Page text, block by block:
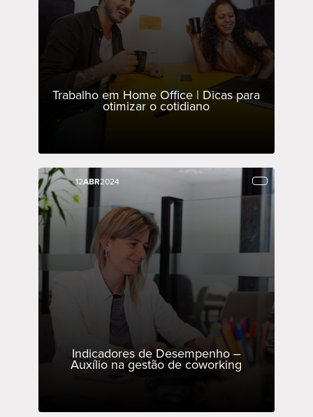
Trabalho em Home Office | Dicas para
otimizar o cotidiano
12ABR2024
Indicadores de Desempenho –
Auxílio na gestão de coworking
12ABR2024